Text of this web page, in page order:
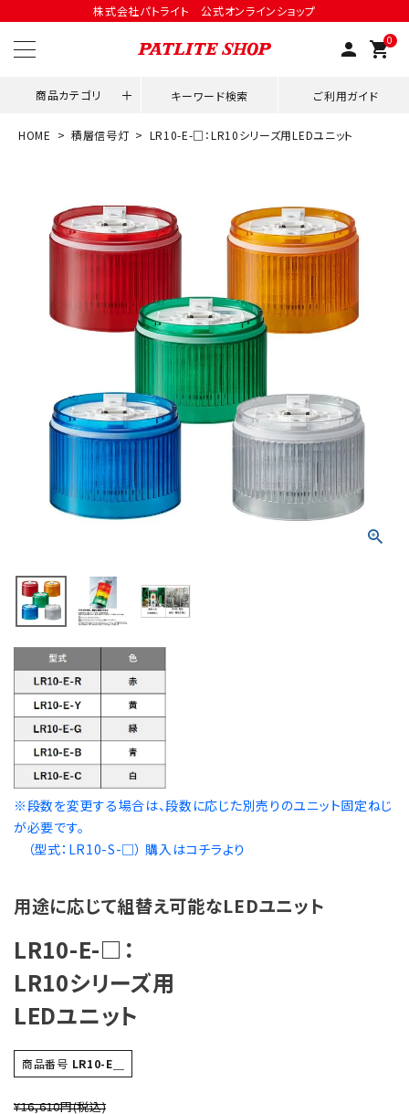
株式会社パトライト 公式オンラインショップ
person 0
shopping_cart
商品カテゴリ キーワード検索 ご利用ガイド
ACCOUNT MENU
ようこそ ゲスト 様
用途別改善アイデア
積層信号灯
回転灯
流線型
光音一体型
音/音声
LED照明
センサ機器
散光式警光灯
オプション
ガイドライン
パトライトカタログ
HOME 積層信号灯 LR10-E-□：LR10シリーズ用LEDユニット
※段数を変更する場合は、段数に応じた別売りのユニット固定ねじ
が必要です。
（型式：LR10-S-□） 購入はコチラより
用途に応じて組替え可能なLEDユニット
LR10-E-□：
LR10シリーズ用
LEDユニット
商品番号 LR10-E＿
¥16,610円(税込)